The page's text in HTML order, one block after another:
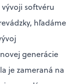
softvéru
hľadáme
generácie
je zameraná na